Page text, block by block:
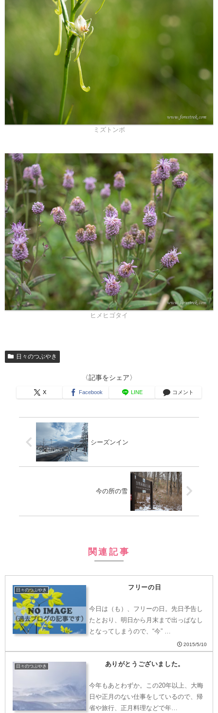
ミズトンボ
ヒメヒゴタイ
日々のつぶやき
〈記事をシェア〉
X Facebook LINE コメント
シーズンイン
今の所の雪
関連記事
日々のつぶやき フリーの日
今日は（も）、フリーの日。先日予告し
たとおり、明日から月末まで出っぱなし
となってしまうので、“今” …
2015/5/10
日々のつぶやき ありがとうございました。
今年もあとわずか。この20年以上、大晦
日や正月のない仕事をしているので、帰
省や旅行、正月料理などで年…